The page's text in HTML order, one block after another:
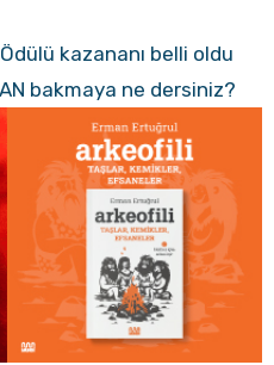
kazananı belli oldu
bakmaya ne dersiniz?